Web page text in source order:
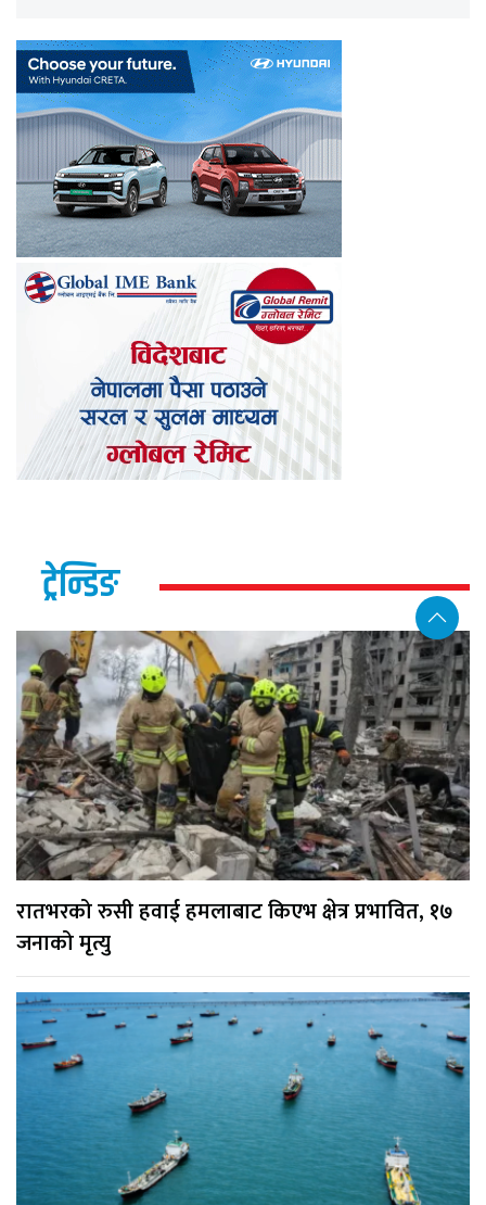
ट्रेन्डिङ
रातभरको रुसी हवाई हमलाबाट किएभ क्षेत्र प्रभावित, १७
जनाको मृत्यु